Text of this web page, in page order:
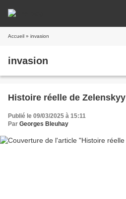
Accueil » invasion
invasion
Histoire réelle de
Publié le 09/03/2025 à 15:11
Par Georges Bleuhay